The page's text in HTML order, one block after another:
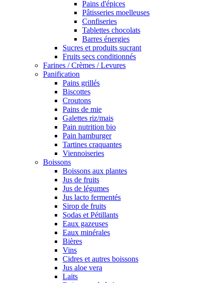
Pains d'épices
Pâtisseries moelleuses
Confiseries
Tablettes chocolats
Barres énergies
Sucres et produits sucrant
Fruits secs conditionnés
Farines / Crèmes / Levures
Panification
Pains grillés
Biscottes
Croutons
Pains de mie
Galettes riz/mais
Pain nutrition bio
Pain hamburger
Tartines craquantes
Viennoiseries
Boissons
Boissons aux plantes
Jus de fruits
Jus de légumes
Jus lacto fermentés
Sirop de fruits
Sodas et Pétillants
Eaux gazeuses
Eaux minérales
Bières
Vins
Cidres et autres boissons
Jus aloe vera
Laits